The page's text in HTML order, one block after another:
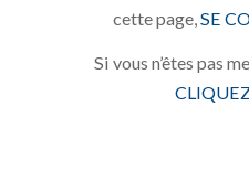
cette page, SE
Si vous n’êtes pas